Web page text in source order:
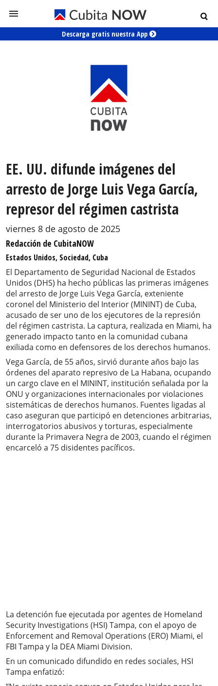
Descarga gratis nuestra App
EE. UU. difunde imágenes del
arresto de Jorge Luis Vega García,
represor del régimen castrista
viernes 8 de agosto de 2025
Redacción de CubitaNOW
Estados Unidos, Sociedad, Cuba
El Departamento de Seguridad Nacional de Estados
Unidos (DHS) ha hecho públicas las primeras imágenes
del arresto de Jorge Luis Vega García, exteniente
coronel del Ministerio del Interior (MININT) de Cuba,
acusado de ser uno de los ejecutores de la represión
del régimen castrista. La captura, realizada en Miami, ha
generado impacto tanto en la comunidad cubana
exiliada como en defensores de los derechos humanos.
Vega García, de 55 años, sirvió durante años bajo las
órdenes del aparato represivo de La Habana, ocupando
un cargo clave en el MININT, institución señalada por la
ONU y organizaciones internacionales por violaciones
sistemáticas de derechos humanos. Fuentes ligadas al
caso aseguran que participó en detenciones arbitrarias,
interrogatorios abusivos y torturas, especialmente
durante la Primavera Negra de 2003, cuando el régimen
encarceló a 75 disidentes pacíficos.
La detención fue ejecutada por agentes de Homeland
Security Investigations (HSI) Tampa, con el apoyo de
Enforcement and Removal Operations (ERO) Miami, el
FBI Tampa y la DEA Miami Division.
En un comunicado difundido en redes sociales, HSI
Tampa enfatizó: